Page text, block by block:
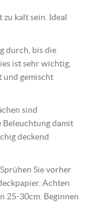
kalt sein. Ideal
durch, bis die
ist sehr wichtig,
und gemischt
sind
Beleuchtung damit
deckend
Sie vorher
Achten
25-30cm. Beginnen